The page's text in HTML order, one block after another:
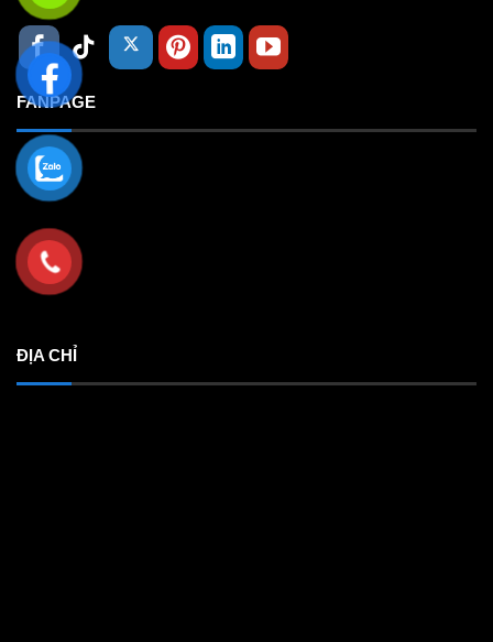
FANPAGE
ĐỊA CHỈ